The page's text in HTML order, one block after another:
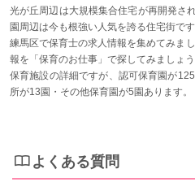
光が丘周辺は大規模集合住宅が再開発さ
園周辺は今も根強い人気を誇る住宅街です
練馬区で保育士の求人情報を集めてみま
報を「保育のお仕事」で探してみましょう
保育施設の詳細ですが、認可保育園が
所が13園・その他保育園が5園あります。
よくある質問